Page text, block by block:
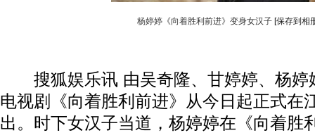
杨婷婷《向着胜利前进》变身女汉子 [保存到相
搜狐娱乐讯 由吴奇隆、甘婷婷、杨婷
电视剧《向着胜利前进》从今日起正式在
出。时下女汉子当道，杨婷婷在《向着胜